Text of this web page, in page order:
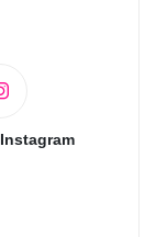
Instagram